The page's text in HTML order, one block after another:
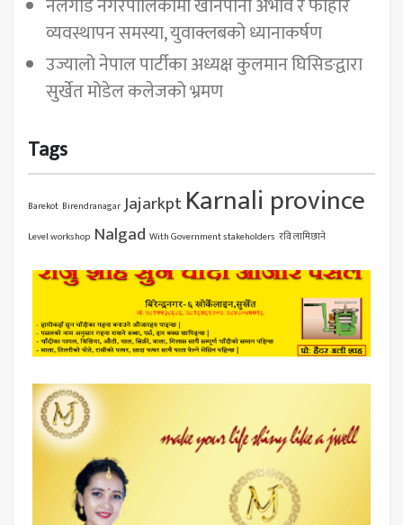
व्यवस्थापन समस्या, युवाक्लबको ध्यानाकर्षण
उज्यालो नेपाल पार्टीका अध्यक्ष कुलमान घिसिङद्वारा
सुर्खेत मोडेल कलेजको भ्रमण
Tags
Barekot Birendranagar JajarkptKarnali province
Level workshop Nalgad With Government stakeholders रवि लामिछाने